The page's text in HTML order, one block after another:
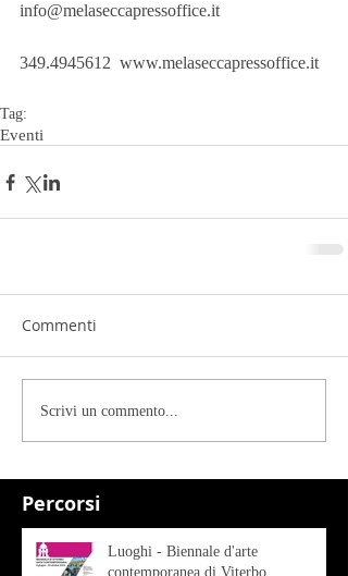
Percorsi
info@melaseccapressoffice.it
349.4945612  www.melaseccapressoffice.it
Tag:
Eventi
Commenti
Scrivi un commento...
Luoghi - Biennale d'arte
contemporanea di Viterbo